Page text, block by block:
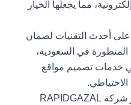
مما يجعلها الخيار
أحدث التقنيات لضمان
في السعودية،
تصميم مواقع
خدمات مخصصة: توفر شركة RAPIDGAZAL